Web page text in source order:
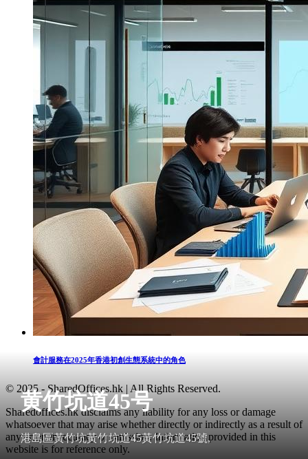
黄竹坑道45号
港島區黃竹坑黃竹坑道45黃竹坑道45號,
會計服務在2025年香港初創生態系統中的角色
© 2025 - SharedOffices.hk | All Rights Reserved.
Sharedoffices.hk disclaims any liability for any loss or damage
whatsoever that may arise whether directly or indirectly as a result of
any error, inaccuracy or omission. Information provided in this
website is for reference only.